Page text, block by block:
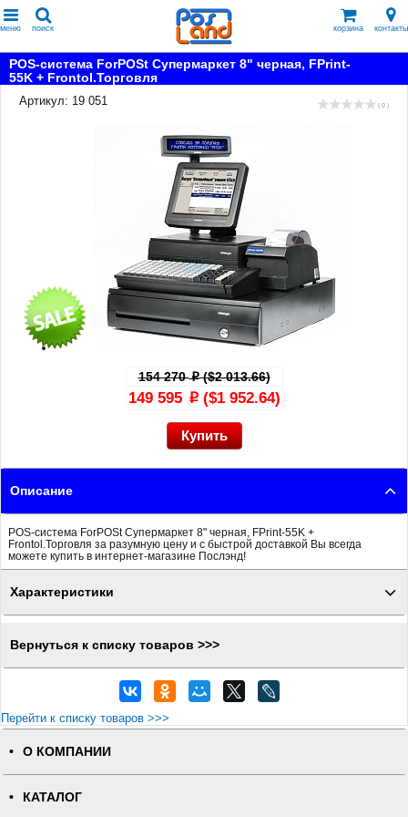
меню поиск корзина контакты
POS-система ForPOSt Супермаркет 8" черная, FPrint-
55K + Frontol.Торговля
Артикул: 19 051
( 0 )
154 270p($2 013.66)
149 595 p($1 952.64)
Описание
POS-система ForPOSt Супермаркет 8" черная, FPrint-55K +
Frontol.Торговля за разумную цену и с быстрой доставкой Вы всегда
можете купить в интернет-магазине Послэнд!
Характеристики
Вернуться к списку товаров >>>
Перейти к списку товаров >>>
О КОМПАНИИ
КАТАЛОГ